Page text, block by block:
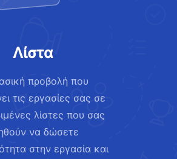
Λίστα
προβολή που
τις εργασίες σας σε
λίστες που σας
να δώσετε
στην εργασία και